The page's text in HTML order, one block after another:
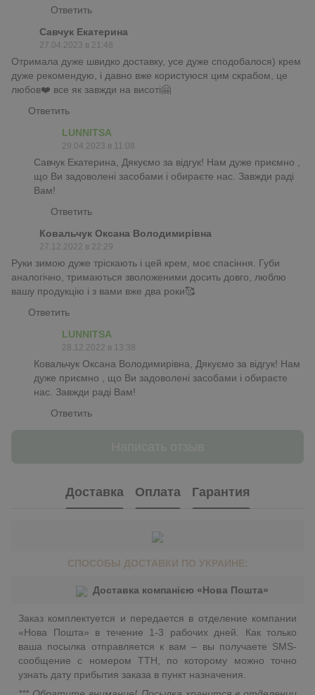
Ответить
Савчук Екатерина
27.04.2023 в 21:48
Отримала дуже швидко доставку, усе дуже сподобалося) крем
дуже рекомендую, і давно вже користуюся цим скрабом, це
любов❤️ все як завжди на висоті🤗
Ответить
LUNNITSA
29.04.2023 в 11:08
Савчук Екатерина, Дякуємо за відгук! Нам дуже приємно ,
що Ви задоволені засобами і обираєте нас. Завжди раді
Вам!
Ответить
Ковальчук Оксана Володимирівна
27.12.2022 в 22:29
Руки зимою дуже тріскають і цей крем, моє спасіння. Губи
аналогічно, тримаються зволоженими досить довго, люблю
вашу продукцію і з вами вже два роки🥰
Ответить
LUNNITSA
28.12.2022 в 13:38
Ковальчук Оксана Володимирівна, Дякуємо за відгук! Нам
дуже приємно , що Ви задоволені засобами і обираєте
нас. Завжди раді Вам!
Ответить
Доставка Оплата Гарантия
СПОСОБЫ ДОСТАВКИ ПО УКРАИНЕ:
Доставка компанією «Нова Пошта»
Заказ комплектуется и передается в отделение компании
«Нова Пошта» в течение 1-3 рабочих дней. Как только
ваша посылка отправляется к вам – вы получаете SMS-
сообщение с номером ТТН, по которому можно точно
узнать дату прибытия заказа в пункт назначения.